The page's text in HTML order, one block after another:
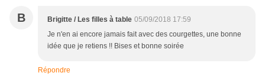
B Brigitte / Les filles à table 05/09/2018 17:59
Je n'en ai encore jamais fait avec des courgettes, une bonne
idée que je retiens !! Bises et bonne soirée
Répondre